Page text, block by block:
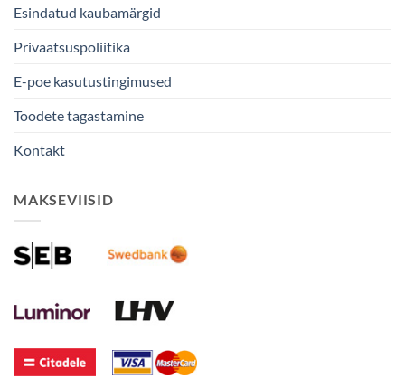
Esindatud kaubamärgid
Privaatsuspoliitika
E-poe kasutustingimused
Toodete tagastamine
Kontakt
MAKSEVIISID